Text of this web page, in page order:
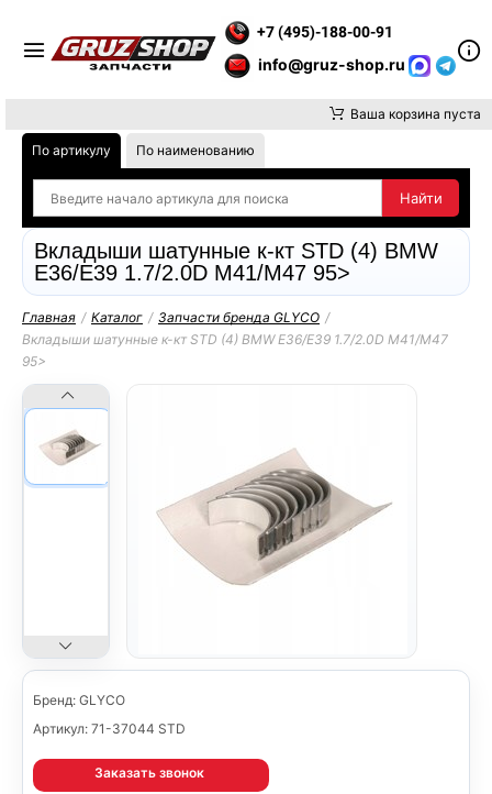
+7 (495)-188-00-91
info@gruz-shop.ru
Ваша корзина пуста
По артикулу По наименованию
Вкладыши шатунные к-кт STD (4) BMW
E36/E39 1.7/2.0D M41/M47 95>
Главная / Каталог / Запчасти бренда GLYCO /
Вкладыши шатунные к-кт STD (4) BMW E36/E39 1.7/2.0D M41/M47
95>
Бренд: GLYCO
Артикул: 71-37044 STD
Заказать звонок